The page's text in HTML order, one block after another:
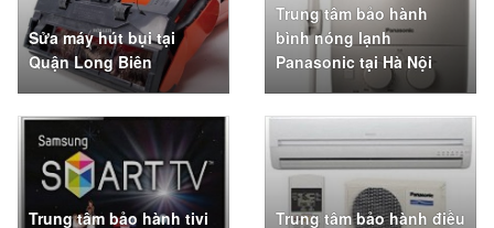
Sửa máy hút bụi tại
Quận Long Biên
Trung tâm bảo hành
bình nóng lạnh
Panasonic tại Hà Nội
Trung tâm bảo hành tivi
Trung tâm bảo hành điều